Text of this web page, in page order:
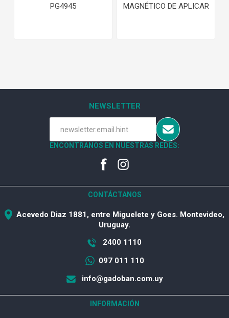
PG4945 MAGNÉTICO DE APLICAR
NEWSLETTER
ENCONTRANOS EN NUESTRAS REDES:
CONTÁCTANOS
Acevedo Diaz 1881, entre Miguelete y Goes. Montevideo,
Uruguay.
2400 1110
097 011 110
info@gadoban.com.uy
INFORMACIÓN